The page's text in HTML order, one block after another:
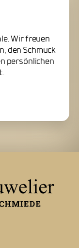
Wir freuen
den Schmuck
persönlichen